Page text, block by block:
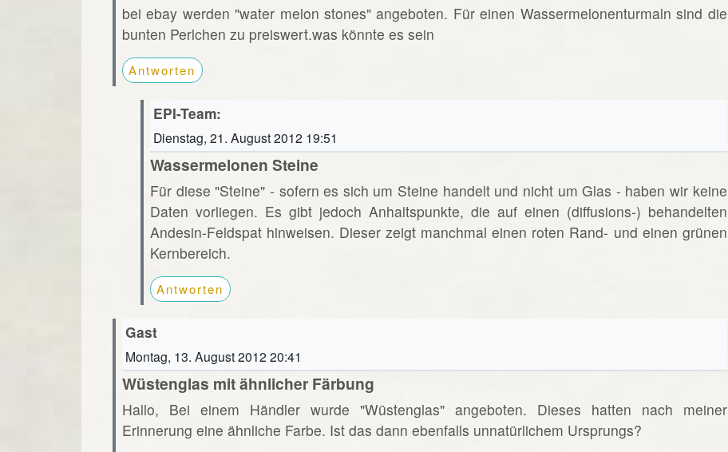
bei ebay werden "water melon stones" angeboten. Für einen Wassermelonenturmaln sind die
bunten Perlchen zu preiswert.was könnte es sein
Antworten
EPI-Team:
Dienstag, 21. August 2012 19:51
Wassermelonen Steine
Für diese "Steine" - sofern es sich um Steine handelt und nicht um Glas - haben wir keine
Daten vorliegen. Es gibt jedoch Anhaltspunkte, die auf einen (diffusions-) behandelten
Andesin-Feldspat hinweisen. Dieser zeigt manchmal einen roten Rand- und einen grünen
Kernbereich.
Antworten
Gast
Montag, 13. August 2012 20:41
Wüstenglas mit ähnlicher Färbung
Hallo, Bei einem Händler wurde "Wüstenglas" angeboten. Dieses hatten nach meiner
Erinnerung eine ähnliche Farbe. Ist das dann ebenfalls unnatürlichem Ursprungs?